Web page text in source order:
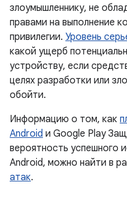
злоумышленнику, не
правами на выполнение
привилегии. Уровень
какой ущерб
устройству, если
целях разработки или
обойти.
Информацию о том, как
Android и Google Play
вероятность успешного
Android, можно найти в
атак.